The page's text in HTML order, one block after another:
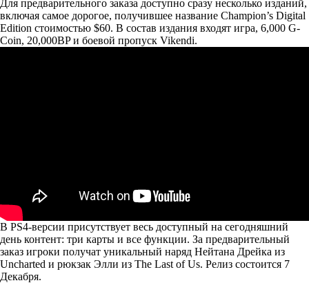
Для предварительного заказа доступно сразу несколько изданий,
включая самое дорогое, получившее название Champion’s Digital
Edition стоимостью $60. В состав издания входят игра, 6,000 G-
Coin, 20,000BP и боевой пропуск Vikendi.
В PS4-версии присутствует весь доступный на сегодняшний
день контент: три карты и все функции. За предварительный
заказ игроки получат уникальный наряд Нейтана Дрейка из
Uncharted и рюкзак Элли из The Last of Us. Релиз состоится 7
Декабря.